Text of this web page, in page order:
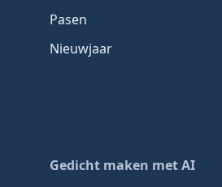
Pasen
Nieuwjaar
Gedicht maken met AI